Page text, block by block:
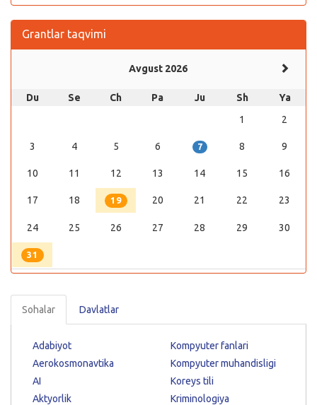
Grantlar taqvimi
Avgust 2026
Du Se Ch Pa Ju Sh
Ya
1
2
3 4 5 6 7 8 9
10 11 12 13 14 15 16
17 18 19 20 21 22 23
24 25 26 27 28 29 30
31
Sohalar Davlatlar
Adabiyot
Aerokosmonavtika
AI
Aktyorlik
Kompyuter fanlari
Kompyuter muhandisligi
Koreys tili
Kriminologiya